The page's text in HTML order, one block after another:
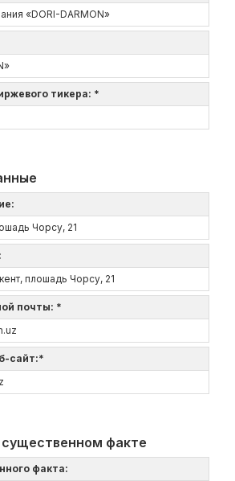
«DORI-DARMON»
тикера: *
Чорсу, 21
плошадь Чорсу, 21
почты: *
сайт:*
факте
факта: